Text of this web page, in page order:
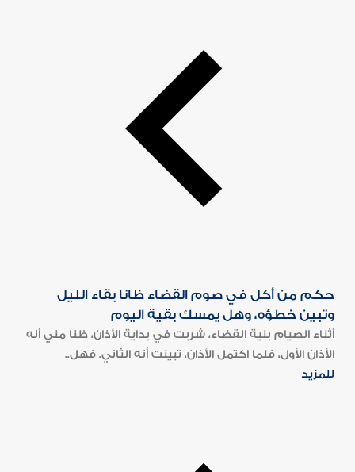
حكم من أكل في صوم القضاء ظانا بقاء الليل
وتبين خطؤه، وهل يمسك بقية اليوم
أثناء الصيام بنية القضاء، شربت في بداية الأذان، ظنا مني أنه
الأذان الأول، فلما اكتمل الأذان، تبينت أنه الثاني. فهل..
للمزيد